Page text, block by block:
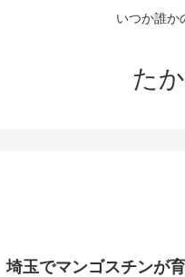
いつか誰か
た
埼玉でマンゴスチンが